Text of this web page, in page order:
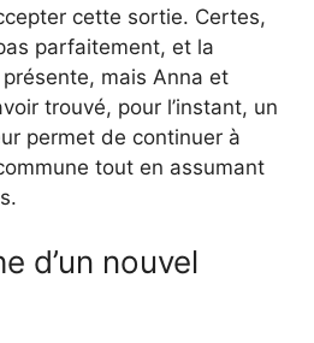
cette sortie. Certes,
parfaitement, et la
mais Anna et
trouvé, pour l’instant, un
permet de continuer à
tout en assumant
d’un nouvel